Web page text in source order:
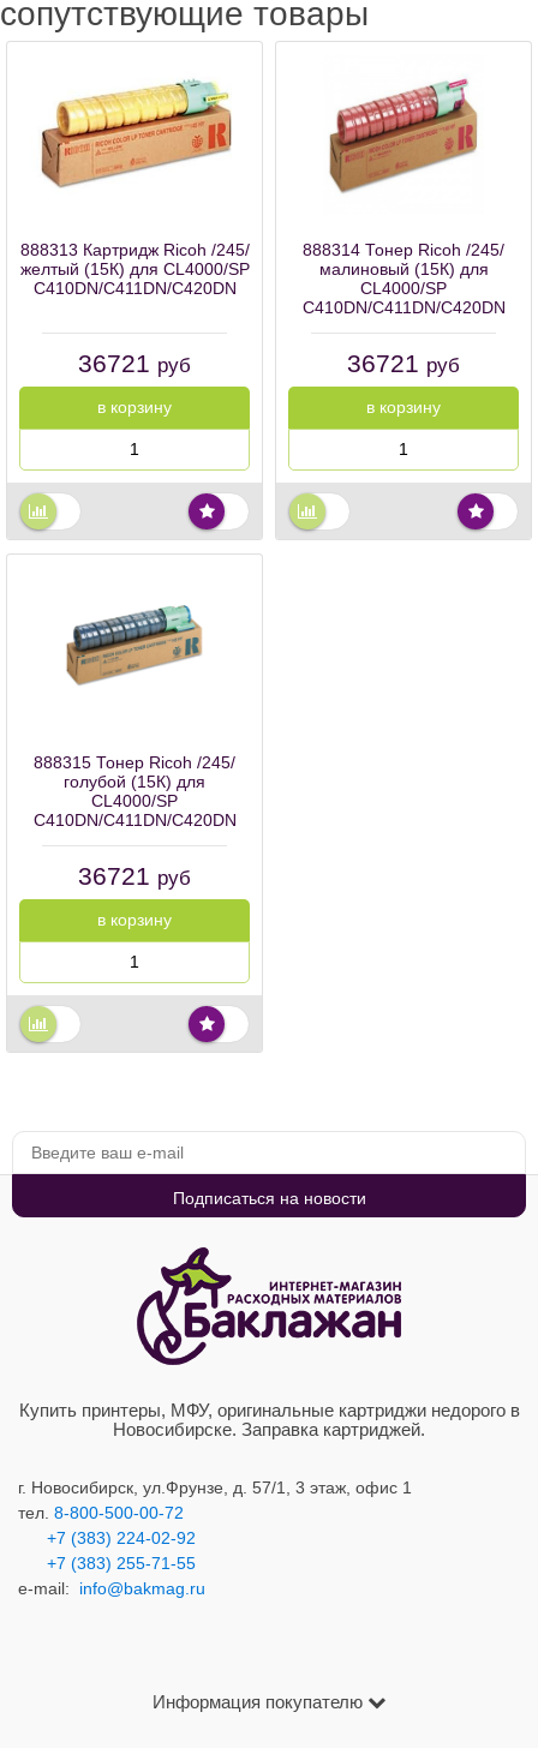
сопутствующие товары
888313 Картридж Ricoh /245/
желтый (15К) для CL4000/SP
C410DN/C411DN/C420DN
36721 руб
в корзину
888314 Тонер Ricoh /245/
малиновый (15К) для
CL4000/SP
C410DN/C411DN/C420DN
36721 руб
в корзину
888315 Тонер Ricoh /245/
голубой (15К) для
CL4000/SP
C410DN/C411DN/C420DN
36721 руб
в корзину
Купить принтеры, МФУ, оригинальные картриджи недорого в
Новосибирске. Заправка картриджей.
г. Новосибирск, ул.Фрунзе, д. 57/1, 3 этаж, офис 1
тел. 8-800-500-00-72
+7 (383) 224-02-92
+7 (383) 255-71-55
e-mail: info@bakmag.ru
Информация покупателю